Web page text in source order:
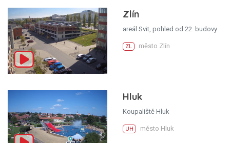
Zlín
areál Svit, pohled od 22. budovy
ZL město Zlín
Hluk
Koupaliště Hluk
UH město Hluk